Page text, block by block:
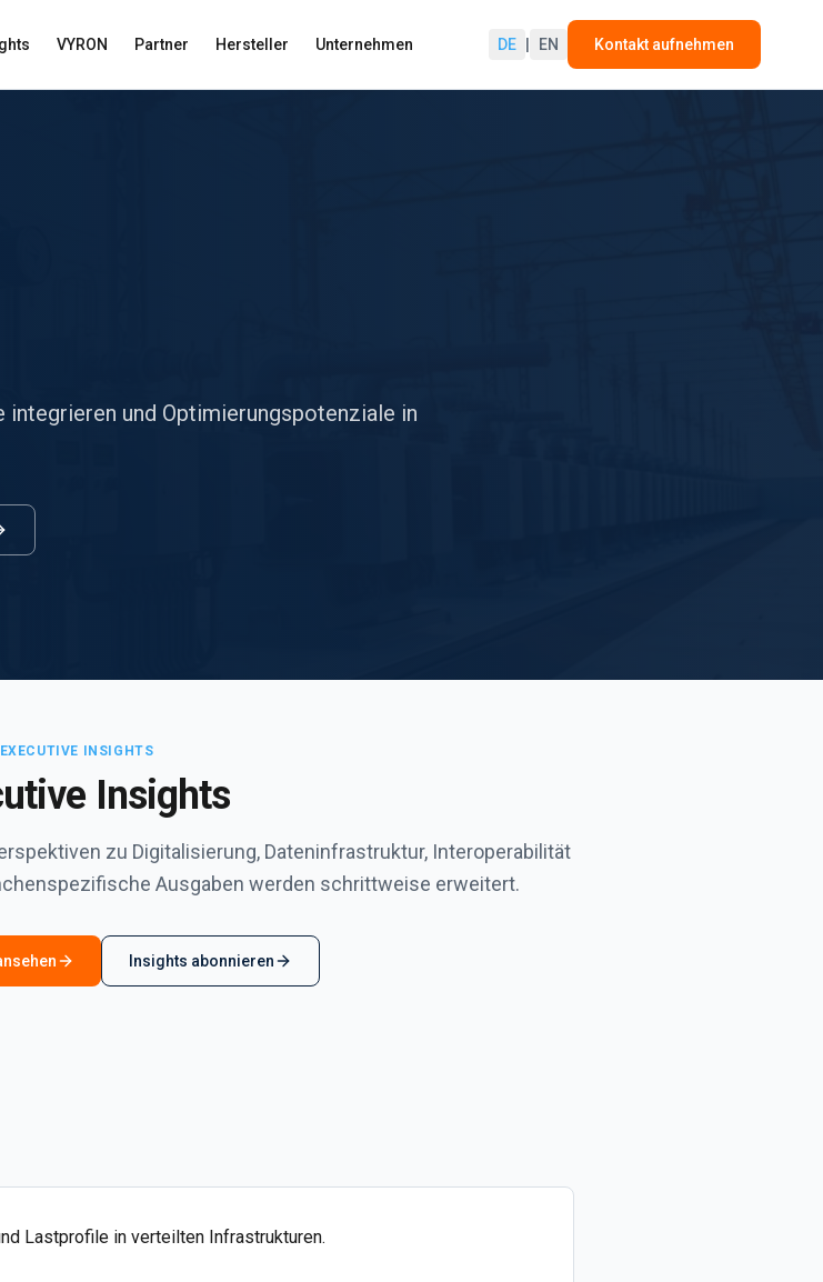
VYRON Partner Hersteller Unternehmen DE EN Kontakt aufnehmen
integrieren und Optimierungspotenziale in
EXECUTIVE INSIGHTS
Insights
zu Digitalisierung, Dateninfrastruktur, Interoperabilität
Ausgaben werden schrittweise erweitert.
Insights abonnieren
Lastprofile in verteilten Infrastrukturen.